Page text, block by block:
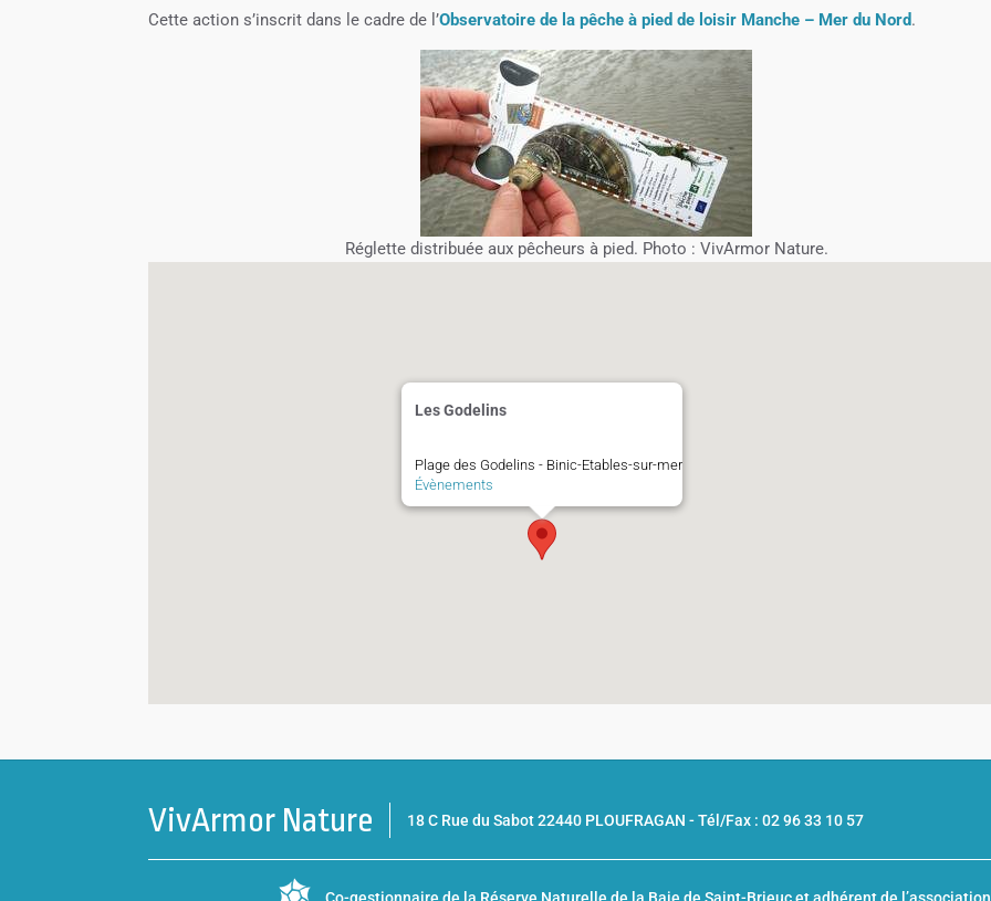
Cette action s’inscrit dans le cadre de l’Observatoire de la pêche à pied de loisir Manche – Mer du Nord.
Réglette distribuée aux pêcheurs à pied. Photo : VivArmor Nature.
Les Godelins
Plage des Godelins - Binic-Etables-sur-mer
Évènements
VivArmor Nature 18 C Rue du Sabot 22440 PLOUFRAGAN -Tél/Fax : 02 96 33 10 57